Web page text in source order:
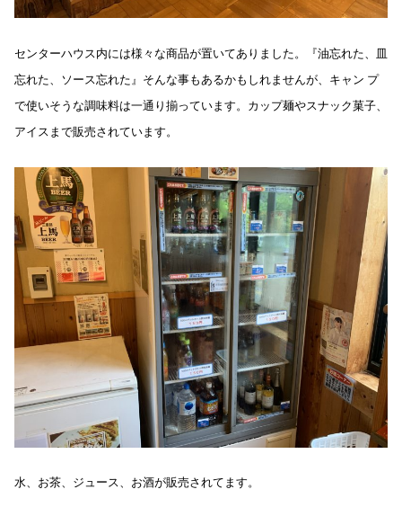
センターハウス内には様々な商品が置いてありました。『油忘れた、皿
忘れた、ソース忘れた』そんな事もあるかもしれませんが、キャン プ
で使いそうな調味料は一通り揃っています。カップ麺やスナック菓子、
アイスまで販売されています。
水、お茶、ジュース、お酒が販売されてます。